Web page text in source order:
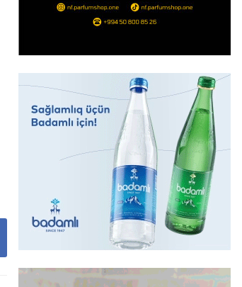
- 10:45
Husilər Səudiyyə Ərəbistanını VURDU:
Yaralananlar var
07.08.2026- 10:30
Türkiyə, Səudiyyə Ərəbistanı və
Pakistan birgə müdafiə sazişi
07.08.2026 90
BAŞLADI